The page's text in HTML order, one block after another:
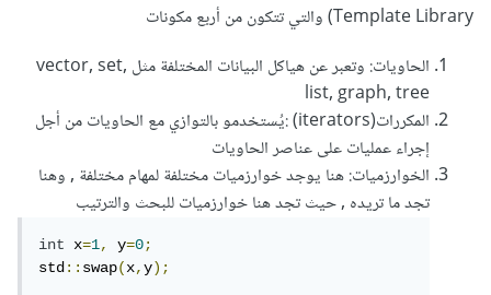
Template Library) والتي تتكون من أربع مكونات
الحاويات: وتعبر عن هياكل البيانات المختلفة مثل vector, set,
list, graph, tree
المكررات(iterators) :يُستخدمو بالتوازي مع الحاويات من أجل
إجراء عمليات على عناصر الحاويات
الخوارزميات: هنا يوجد خوارزميات مختلفة لمهام مختلفة , وهنا
تجد ما تريده , حيث تجد هنا خوارزميات للبحث والترتيب
int x=1, y=0;
std::swap(x,y);